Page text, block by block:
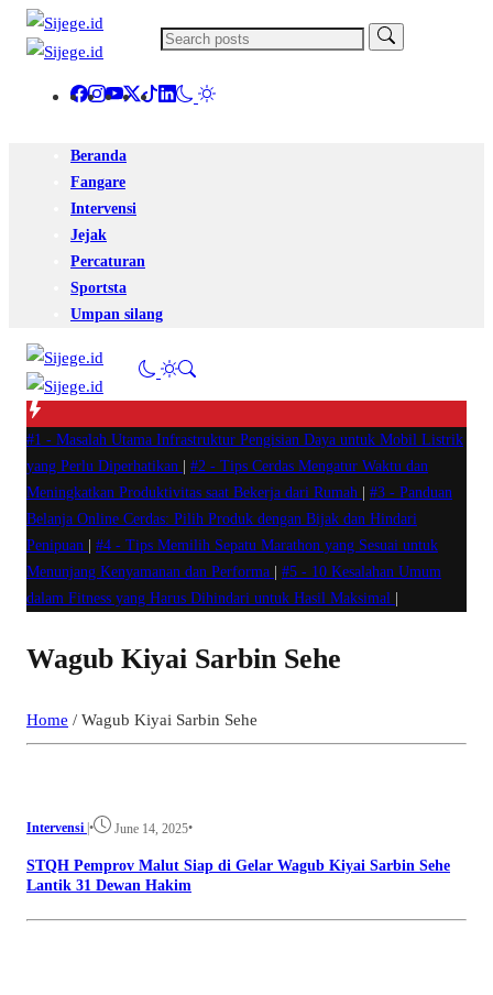
Beranda
Fangare
Intervensi
Jejak
Percaturan
Sportsta
Umpan silang
#1 - Masalah Utama Infrastruktur Pengisian Daya untuk Mobil Listrik
yang Perlu Diperhatikan
#2 - Tips Cerdas Mengatur Waktu dan
Meningkatkan Produktivitas saat Bekerja dari Rumah
#3 - Panduan
Belanja Online Cerdas: Pilih Produk dengan Bijak dan Hindari
Penipuan
#4 - Tips Memilih Sepatu Marathon yang Sesuai untuk
Menunjang Kenyamanan dan Performa
#5 - 10 Kesalahan Umum
dalam Fitness yang Harus Dihindari untuk Hasil Maksimal
Wagub Kiyai Sarbin Sehe
Home / Wagub Kiyai Sarbin Sehe
Intervensi |• June 14, 2025•
STQH Pemprov Malut Siap di Gelar Wagub Kiyai Sarbin Sehe
Lantik 31 Dewan Hakim